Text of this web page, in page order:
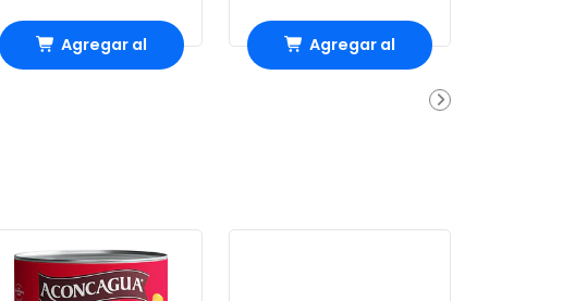
Agregar al Agregar al